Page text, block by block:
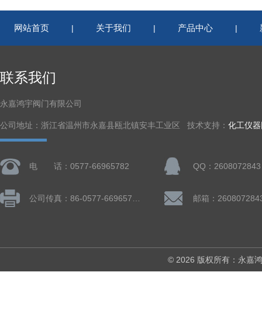
网站首页 | 关于我们 | 产品中心 |
联系我们
永嘉鸿宇阀门有限公司
公司地址：浙江省温州市永嘉县瓯北镇安丰工业区 技术支持： 化工仪
电 话：0577-66965782 QQ：2608072843
邮箱：
© 2026 版权所有：永嘉